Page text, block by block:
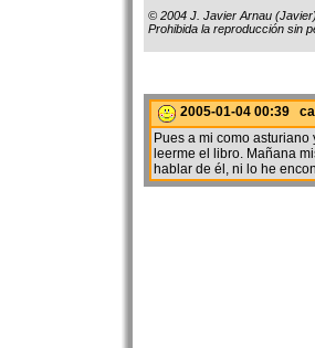
© 2004 J. Javier Arnau
Prohibida la reproducción sin
2005-01-04 00:39
Pues a mi como
leerme el libro. Mañana
hablar de él, ni lo he